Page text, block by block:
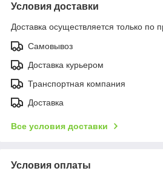
Условия доставки
Доставка осуществляется только по
Самовывоз
Доставка курьером
Транспортная компания
Доставка
Все условия доставки
Условия оплаты